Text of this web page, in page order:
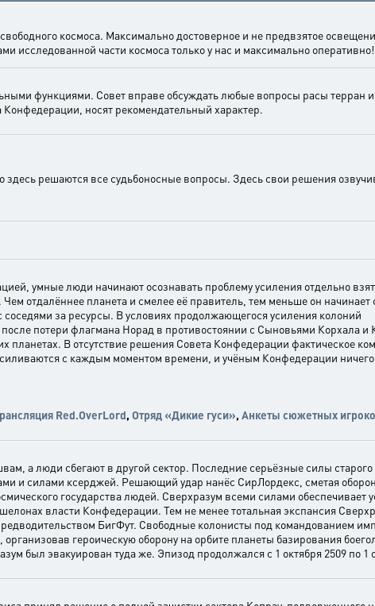
космоса. Максимально достоверное и не предвзятое
исследованной части космоса только у нас и максимально оперативно!
функциями. Совет вправе обсуждать любые вопросы расы терран
носят рекомендательный характер.
решаются все судьбоносные вопросы. Здесь свои решения
умные люди начинают осознавать проблему усиления отдельно
отдалённее планета и смелее её правитель, тем меньше он начинает
за ресурсы. В условиях продолжающегося усиления колоний
потери флагмана Норад в противостоянии с Сыновьями Корхала и
В отсутствие решения Совета Конфедерации фактическое
с каждым моментом времени, и учёным Конфедерации ничего
Red.OverLord, Отряд «Дикие гуси», Анкеты сюжетных
а люди сбегают в другой сектор. Последние серьёзные силы старого
и силами ксерджей. Решающий удар нанёс СирЛордекс, сметая
государства людей. Сверхразум всеми силами обеспечивает
власти Конфедерации. Тем не менее тотальная экспансия
БигФут. Свободные колонисты под командованием
героическую оборону на орбите планеты базирования
был эвакуирован туда же. Эпизод продолжался с 1 октября 2509 по 1